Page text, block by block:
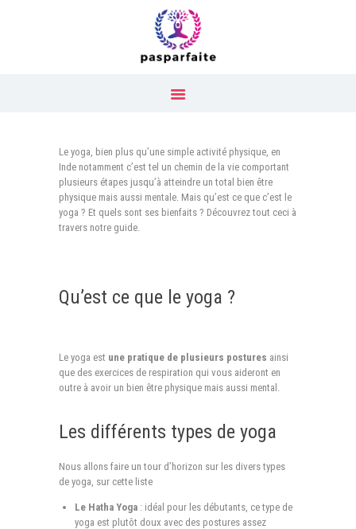
Our Menu
Qu’est ce que le yoga ?
Guide
Contact
Le yoga, bien plus qu’une simple activité physique, en
Inde notamment c’est tel un chemin de la vie comportant
plusieurs étapes jusqu’à atteindre un total bien être
physique mais aussi mentale. Mais qu’est ce que c’est le
yoga ? Et quels sont ses bienfaits ? Découvrez tout ceci à
travers notre guide.
Qu’est ce que le yoga ?
Le yoga est une pratique de plusieurs postures ainsi
que des exercices de respiration qui vous aideront en
outre à avoir un bien être physique mais aussi mental.
Les différents types de yoga
Nous allons faire un tour d’horizon sur les divers types
de yoga, sur cette liste
Le Hatha Yoga: idéal pour les débutants, ce type de
yoga est plutôt doux avec des postures assez